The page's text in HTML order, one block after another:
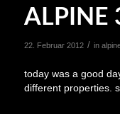
ALPINE
22. Februar 2012 / in
today was a good
different properties.